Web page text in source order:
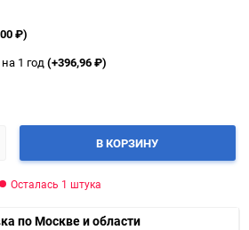
₽)
1 год(+396,96₽)
В КОРЗИНУ
Осталась 1 штука
по Москве и области